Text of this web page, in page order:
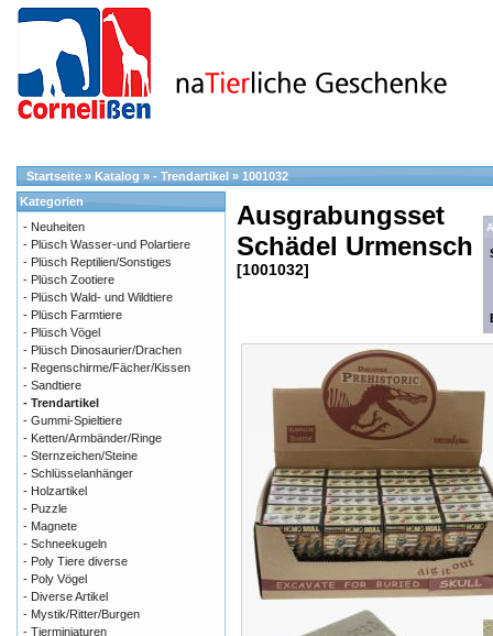
Startseite » Katalog » - Trendartikel » 1001032
Ausgrabungsset
Schädel Urmensch
[1001032]
Kategorien
- Neuheiten
- Plüsch Wasser-und Polartiere
- Plüsch Reptilien/Sonstiges
- Plüsch Zootiere
- Plüsch Wald- und Wildtiere
- Plüsch Farmtiere
- Plüsch Vögel
- Plüsch Dinosaurier/Drachen
- Regenschirme/Fächer/Kissen
- Sandtiere
- Trendartikel
- Gummi-Spieltiere
- Ketten/Armbänder/Ringe
- Sternzeichen/Steine
- Schlüsselanhänger
- Holzartikel
- Puzzle
- Magnete
- Schneekugeln
- Poly Tiere diverse
- Poly Vögel
- Diverse Artikel
- Mystik/Ritter/Burgen
- Tierminiaturen